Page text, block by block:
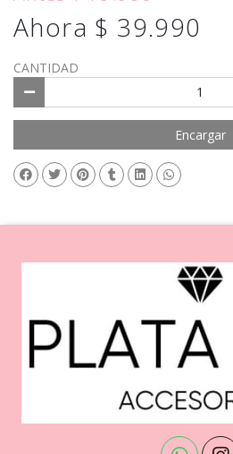
Ahora $ 39.990
CANTIDAD
Encargar